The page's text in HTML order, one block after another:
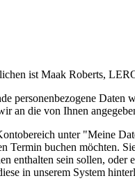
ist Maak Roberts,
personenbezogene
an die von Ihnen
unter "Meine
Termin buchen möchten.
enthalten sein sollen,
in unserem System